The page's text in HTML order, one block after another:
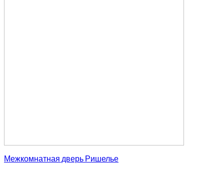
Межкомнатная дверь Ришелье